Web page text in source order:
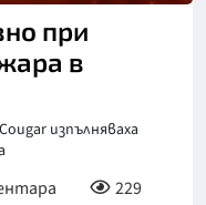
при
в
изпълняваха
229